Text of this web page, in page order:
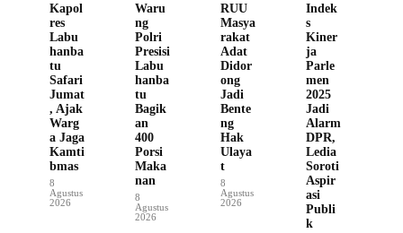
Kapol
res
Labu
hanba
tu
Safari
Jumat
, Ajak
Warg
a Jaga
Kamti
bmas
8
Agustus
2026
Waru
ng
Polri
Presisi
Labu
hanba
tu
Bagik
an
400
Porsi
Maka
nan
8
Agustus
2026
RUU
Masya
rakat
Adat
Didor
ong
Jadi
Bente
ng
Hak
Ulaya
t
8
Agustus
2026
Indek
s
Kiner
ja
Parle
men
2025
Jadi
Alarm
DPR,
Ledia
Soroti
Aspir
asi
Publi
k